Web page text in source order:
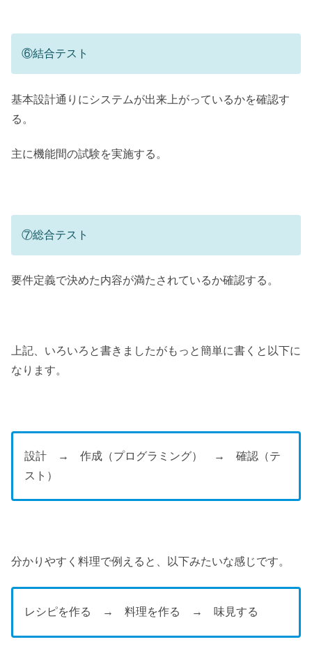
⑥結合テスト
基本設計通りにシステムが出来上がっているかを確認す
る。
主に機能間の試験を実施する。
⑦総合テスト
要件定義で決めた内容が満たされているか確認する。
上記、いろいろと書きましたがもっと簡単に書くと以下に
なります。
設計 → 作成（プログラミング） → 確認（テ
スト）
分かりやすく料理で例えると、以下みたいな感じです。
レシピを作る → 料理を作る → 味見する